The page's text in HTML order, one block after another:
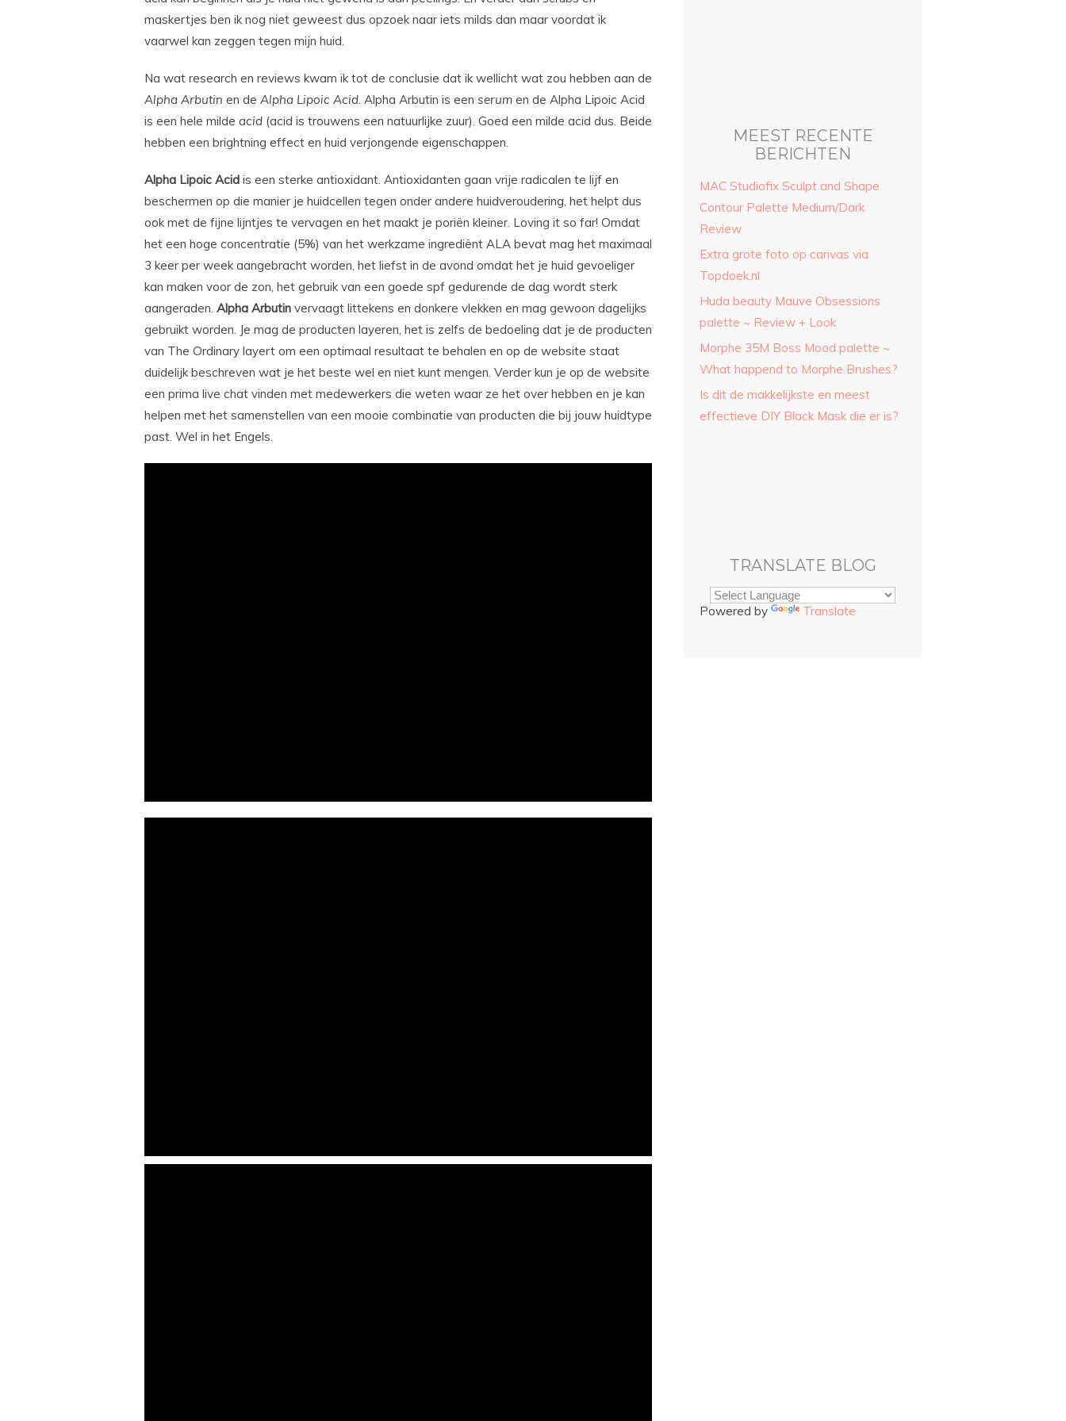
maskertjes ben ik nog niet geweest dus opzoek naar iets milds dan maar voordat ik
vaarwel kan zeggen tegen mijn huid.
Na wat research en reviews kwam ik tot de conclusie dat ik wellicht wat zou hebben aan de
Alpha Arbutin en de Alpha Lipoic Acid. Alpha Arbutin is een serum en de Alpha Lipoic Acid
is een hele milde acid (acid is trouwens een natuurlijke zuur). Goed een milde acid dus. Beide
hebben een brightning effect en huid verjongende eigenschappen.
Alpha Lipoic Acid is een sterke antioxidant. Antioxidanten gaan vrije radicalen te lijf en
beschermen op die manier je huidcellen tegen onder andere huidveroudering, het helpt dus
ook met de fijne lijntjes te vervagen en het maakt je poriën kleiner. Loving it so far! Omdat
het een hoge concentratie (5%) van het werkzame ingrediënt ALA bevat mag het maximaal
3 keer per week aangebracht worden, het liefst in de avond omdat het je huid gevoeliger
kan maken voor de zon, het gebruik van een goede spf gedurende de dag wordt sterk
aangeraden. Alpha Arbutin vervaagt littekens en donkere vlekken en mag gewoon dagelijks
gebruikt worden. Je mag de producten layeren, het is zelfs de bedoeling dat je de producten
van The Ordinary layert om een optimaal resultaat te behalen en op de website staat
duidelijk beschreven wat je het beste wel en niet kunt mengen. Verder kun je op de website
een prima live chat vinden met medewerkers die weten waar ze het over hebben en je kan
helpen met het samenstellen van een mooie combinatie van producten die bij jouw huidtype
past. Wel in het Engels.
MEEST RECENTE
BERICHTEN
MAC Studiofix Sculpt and Shape
Contour Palette Medium/Dark
Review
Extra grote foto op canvas via
Topdoek.nl
Huda beauty Mauve Obsessions
palette ~ Review + Look
Morphe 35M Boss Mood palette ~
What happend to Morphe Brushes?
Is dit de makkelijkste en meest
effectieve DIY Black Mask die er is?
TRANSLATE BLOG
Powered by Translate